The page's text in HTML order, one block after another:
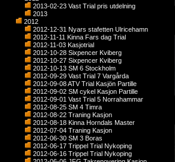
2013-02-23 Vast Trial pris utdelning
2013
2012
2012-12-31 Nyars stafetten Ulricehamn
2012-11-11 Kinna Fars dag Trial
2012-11-03 Kasjotrial
2012-10-28 Sixpencer Kviberg
2012-10-27 Sixpencer Kviberg
2012-10-13 SM 6 Stockholm
2012-09-29 Vast Trial 7 Vargårda
2012-09-08 ATV Trial Kasjön Partille
2012-09-02 SM cykel Kasjon Partille
2012-09-01 Vast Trial 5 Norrahammar
2012-08-25 SM 4 Timra
2012-08-22 Traning Kasjon
2012-08-18 Kinna Horndals Master
2012-07-04 Traning Kasjon
2012-06-30 SM 3 Boras
2012-06-17 Trippel Trial Nykoping
2012-06-16 Trippel Trial Nykoping